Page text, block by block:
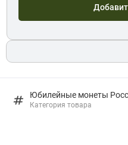
Юбилейные монеты
Категория товара